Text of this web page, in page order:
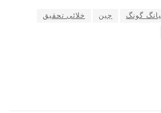
گونگ چین
خلائی تحقیق